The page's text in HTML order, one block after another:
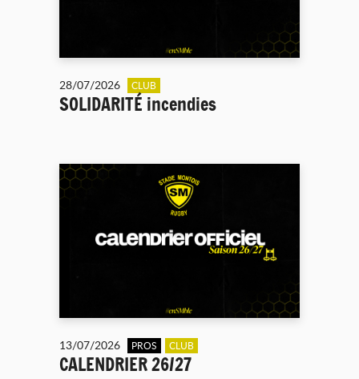
28/07/2026 CLUB
SOLIDARITÉ incendies
13/07/2026 PROS CLUB
CALENDRIER 26/27